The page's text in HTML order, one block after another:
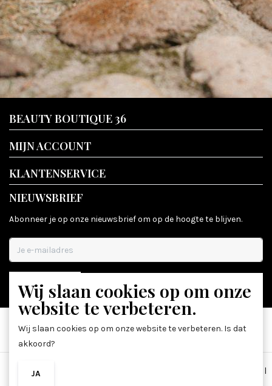
BEAUTY BOUTIQUE 36
MIJN ACCOUNT
KLANTENSERVICE
NIEUWSBRIEF
Abonneer je op onze nieuwsbrief om op de hoogte te blijven.
ABONNEER
Algemene voorwaarden
|
Wij slaan cookies op om onze
website te verbeteren.
Wij slaan cookies op om onze website te verbeteren. Is dat
akkoord?
JA